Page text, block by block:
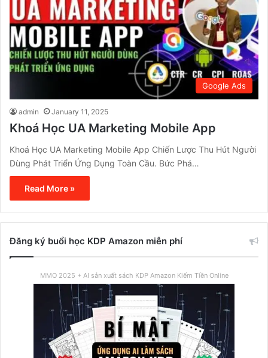
Google Ads
admin January 11, 2025
Khoá Học UA Marketing Mobile App
Khoá Học UA Marketing Mobile App Chiến Lược Thu Hút Người
Dùng Phát Triển Ứng Dụng Toàn Cầu. Bức Phá…
Read More »
Đăng ký buổi học KDP Amazon miễn phí
MMO 2025 + AI sản xuất sách KDP Amazon Kiếm Tiền Online